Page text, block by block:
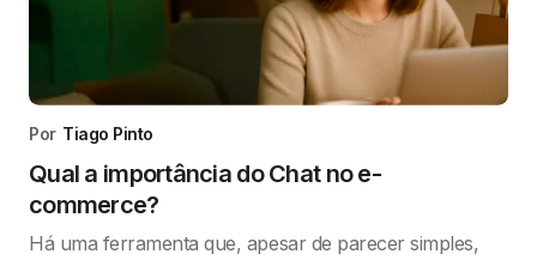
Por Tiago Pinto
Qual a importância do Chat no e-
commerce?
Há uma ferramenta que, apesar de parecer simples,